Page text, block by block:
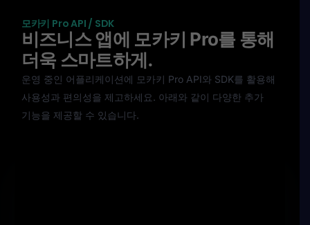
모카키 Pro API / SDK
비즈니스 앱에 모카키 Pro를 통해
더욱 스마트하게.
운영 중인 어플리케이션에 모카키 Pro API와 SDK를 활용해
사용성과 편의성을 제고하세요. 아래와 같이 다양한 추가
기능을 제공할 수 있습니다.